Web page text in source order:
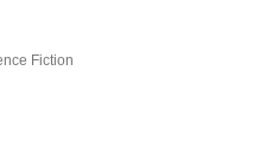
Fiction